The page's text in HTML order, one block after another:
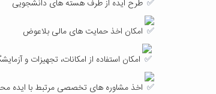
طرح ایده از طرف هسته های دانشجویی
امکان اخذ حمایت های مالی بلاعوض
امکان استفاده از امکانات، تجهیزات و
اخذ مشاوره های تخصصی مرتبط با ایده